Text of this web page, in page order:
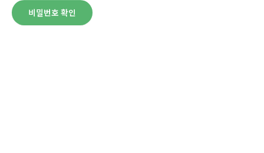
비밀번호 확인